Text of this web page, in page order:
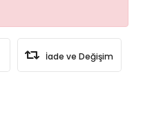
İade ve Değişim